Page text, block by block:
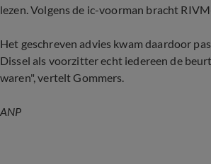
lezen. Volgens de ic-voorman bracht
Het geschreven advies kwam daardoor
Dissel als voorzitter echt iedereen de
waren", vertelt Gommers.
ANP